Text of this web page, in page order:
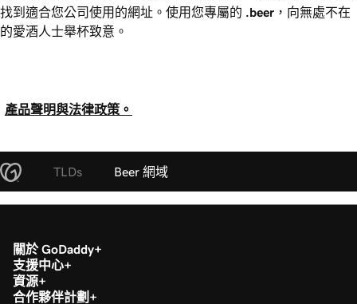
找到適合您公司使用的網址。使用您專屬的 .beer ，向無處不在
的愛酒人士舉杯致意。
產品聲明與法律政策。
TLDs Beer 網域
關於 GoDaddy
支援中心
資源
合作夥伴計劃